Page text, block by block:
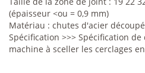
(épaisseur <ou = 0,9 mm)
Matériau : chutes d'acier
Spécification >>> Spécification
machine à sceller les cerclages